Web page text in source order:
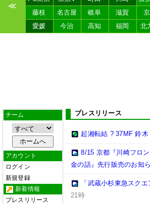
≪
藤枝
名古屋 岐阜 滋賀
愛媛
今治 高知 福岡 北
チーム
アカウント
ログイン
新規登録
新着情報
プレスリリース
プレスリリース
起湘転結 ? 37MF 鈴
8/15 京都『川崎フロ
金の話』先行販売のお知
「武蔵小杉東急スク
21時